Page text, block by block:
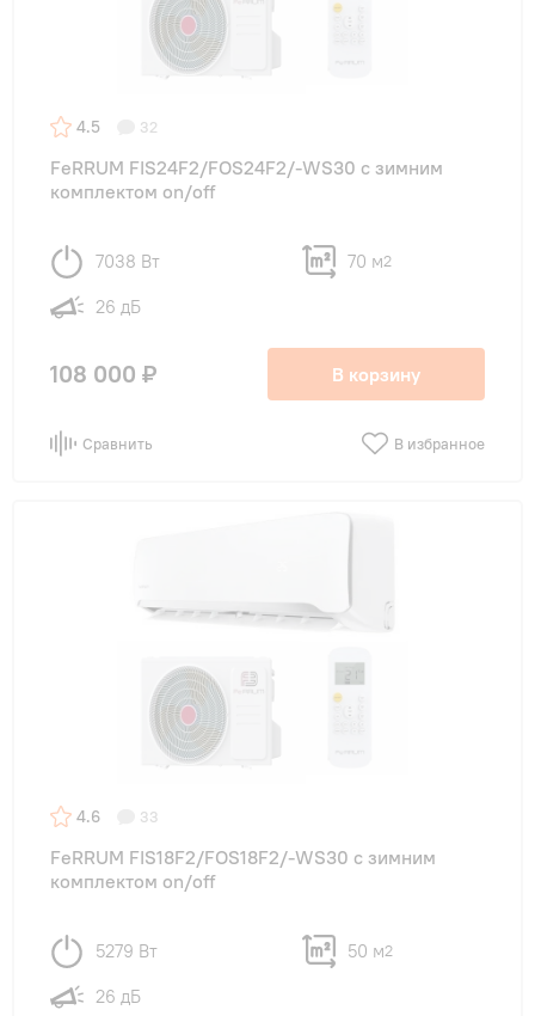
4.5 32
FeRRUM FIS24F2/FOS24F2/-WS30 с зимним
комплектом on/off
7038 Вт 70 м2
26 дБ
108 000 ₽ В корзину
Сравнить В избранное
4.6 33
FeRRUM FIS18F2/FOS18F2/-WS30 с зимним
комплектом on/off
5279 Вт 50 м2
26 дБ